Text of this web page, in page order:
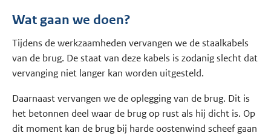
Wat gaan we doen?
Tijdens de werkzaamheden vervangen we de staalkabels
van de brug. De staat van deze kabels is zodanig slecht dat
vervanging niet langer kan worden uitgesteld.
Daarnaast vervangen we de oplegging van de brug. Dit is
het betonnen deel waar de brug op rust als hij dicht is. Op
dit moment kan de brug bij harde oostenwind scheef gaan